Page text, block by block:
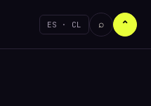
ES · CL ⌕ ⌃